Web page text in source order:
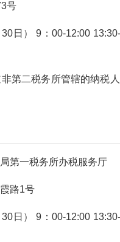
号
日） 9：00-12:00
第二税务所管辖的纳税
第一税务所办税服务厅
路1号
日） 9：00-12:00